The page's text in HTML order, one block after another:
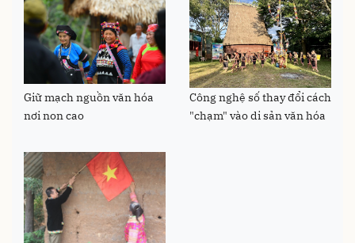
Giữ mạch nguồn văn hóa
nơi non cao
Công nghệ số thay đổi cách
"chạm" vào di sản văn hóa